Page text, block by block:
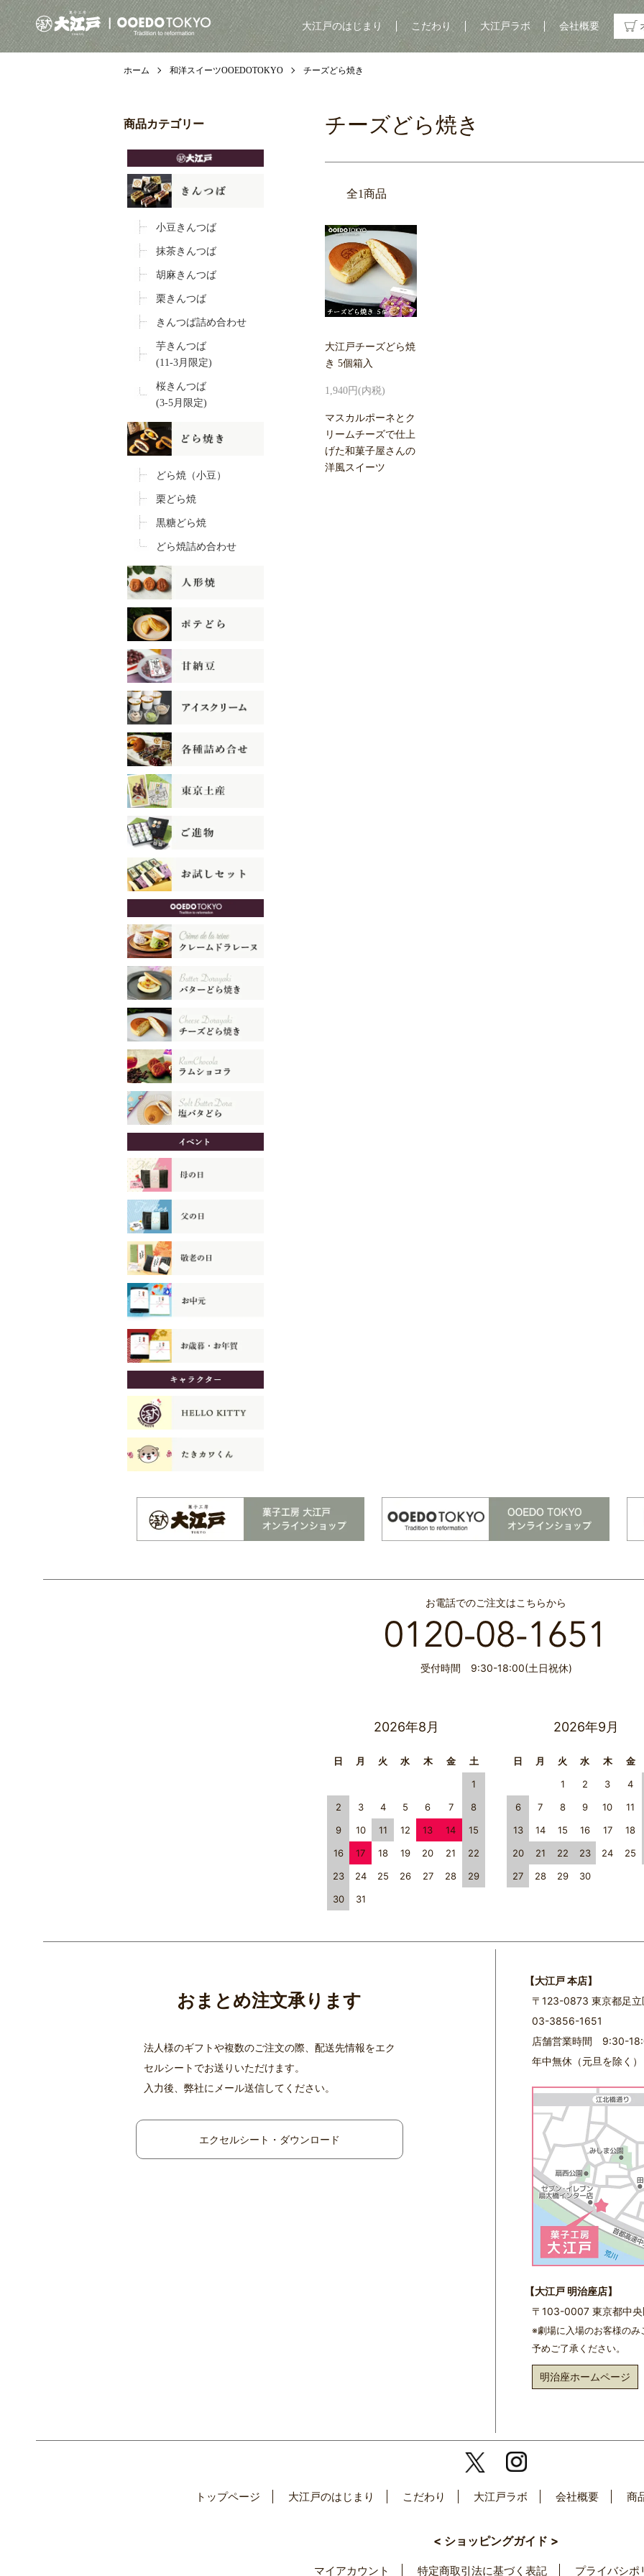
大江戸のはじまり こだわり 大江戸ラボ 会社概要
ホーム 和洋スイーツOOEDOTOKYO チーズどら焼き
チーズどら焼き
全1商品
大江戸チーズどら焼
き 5個箱入
1,940円(内税)
マスカルポーネとク
リームチーズで仕上
げた和菓子屋さんの
洋風スイーツ
商品カテゴリー
小豆きんつば
抹茶きんつば
胡麻きんつば
栗きんつば
きんつば詰め合わせ
芋きんつば
(11-3月限定)
桜きんつば
(3-5月限定)
どら焼（小豆）
栗どら焼
黒糖どら焼
どら焼詰め合わせ
お電話でのご注文はこちらから
受付時間 9:30-18:00(土日祝休)
2026年8月
日 月 火 水 木 金
土
1
2
3 4 5 6 7
8
9
10 11 12 13 14
15
16
17 18 19 20 21
22
23
24 25 26 27 28
29
30
31
2026年9月
日 月 火 水 木 金
1
2 3 4
6
7 8 9 10 11
13
14 15 16 17 18
20
21 22 23 24 25
27
28 29 30
おまとめ注文承ります
法人様のギフトや複数のご注文の際、配送先情報をエク
セルシートでお送りいただけます。
入力後、弊社にメール送信してください。
エクセルシート・ダウンロード
【大江戸 本店】
〒123-0873 東京都足
03-3856-1651
店舗営業時間 9:30-
年中無休（元旦を除く）
【大江戸 明治座店】
〒103-0007 東京都中央
※劇場に入場のお客様のみ
予めご了承ください。
明治座ホームページ
トップページ 大江戸のはじまり こだわり 大江戸ラボ 会社概要 商
< ショッピングガイド >
マイアカウント 特定商取引法に基づく表記 プライバシポ